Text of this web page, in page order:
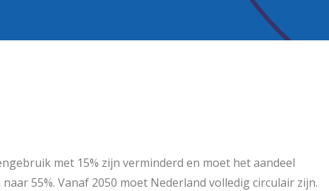
met 15% zijn verminderd en moet het aandeel
55%. Vanaf 2050 moet Nederland volledig circulair zijn.